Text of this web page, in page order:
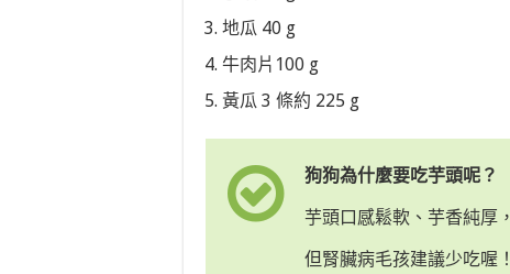
地瓜 40 g
牛肉片100 g
黃瓜 3 條約 225 g
狗狗為什麼要吃芋頭呢？
芋頭口感鬆軟、芋香純厚，
但腎臟病毛孩建議少吃喔！